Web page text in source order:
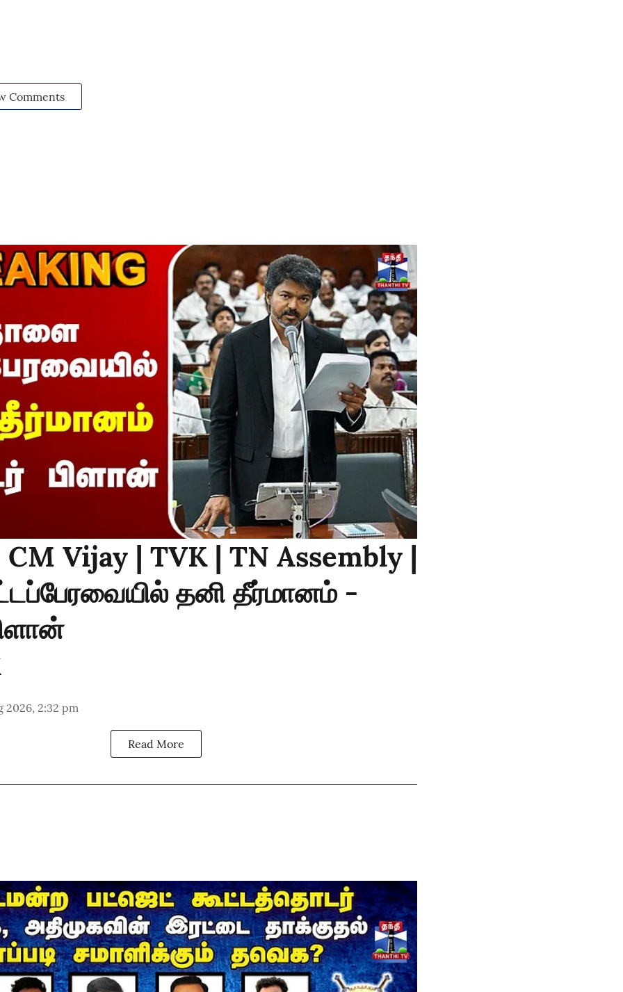
Comments
CM Vijay | TVK | TN Assembly |
தனி தீர்மானம் -
2026, 2:32 pm
Read More